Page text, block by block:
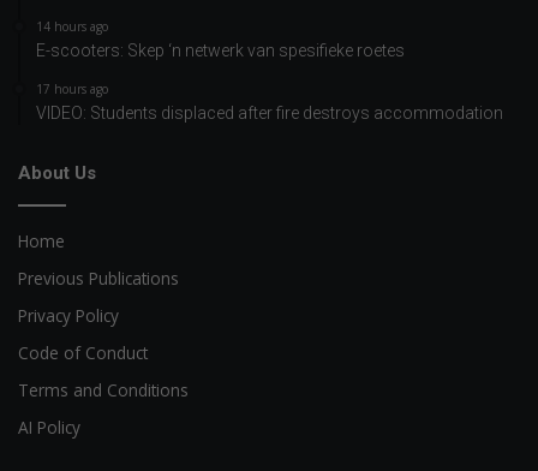
14 hours ago
E-scooters: Skep ‘n netwerk van spesifieke roetes
17 hours ago
VIDEO: Students displaced after fire destroys accommodation
About Us
Home
Previous Publications
Privacy Policy
Code of Conduct
Terms and Conditions
AI Policy